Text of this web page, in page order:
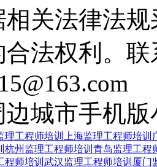
关法律法
法权利。
边城市手机版
理工程师培训 上海监理工程师培训
杭州监理工程师培训 青岛监理工程
程师培训 武汉监理工程师培训 厦门